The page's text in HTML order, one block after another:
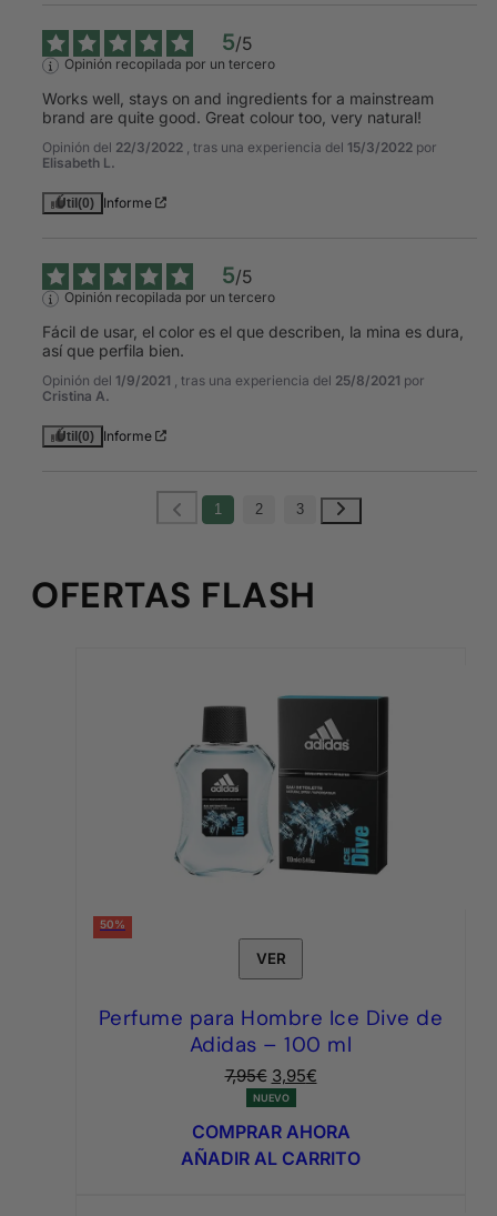
5/5
Opinión recopilada por un tercero
Works well, stays on and ingredients for a mainstream
brand are quite good. Great colour too, very natural!
Opinión del 22/3/2022 , tras una experiencia del 15/3/2022 por
Elisabeth L.
Útil (0) Informe
5/5
Opinión recopilada por un tercero
Fácil de usar, el color es el que describen, la mina es dura,
así que perfila bien.
Opinión del 1/9/2021 , tras una experiencia del 25/8/2021 por
Cristina A.
Útil (0) Informe
1 2 3
OFERTAS FLASH
50%
VER
Perfume para Hombre Ice Dive de
Adidas – 100 ml
7,95€ El
precio
original
era:
3,95€El
actual
es:
NUEVO
COMPRAR AHORA
AÑADIR AL CARRITO